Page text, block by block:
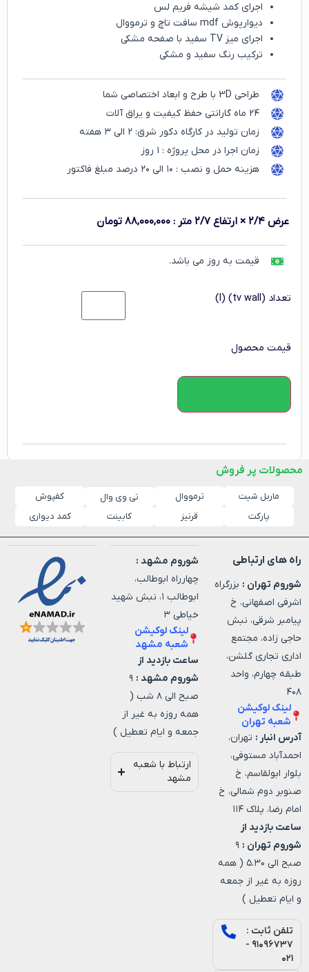
اجرای کمد شیشه فریم لس
دیوارپوش mdf سافت تاچ و ترمووال
اجرای میز TV سفید با صفحه مشکی
ترکیب رنگ سفید و مشکی
طراحی 3D با طرح و ابعاد اختصاصی شما
۲۴ ماه گارانتی حفظ کیفیت و یراق آلات
زمان تولید در کارگاه دکور شرق: ۲ الی ۳ هفته
زمان اجرا در محل پروژه : ۱ روز
هزینه حمل و نصب : ۱۰ الی ۲۰ درصد مبلغ فاکتور
عرض ۲/۴ × ارتفاع ۲/۷ متر : ۸۸,۰۰۰,۰۰۰ تومان
قیمت به روز می باشد.
تعداد (tv wall) (l)
قیمت محصول
محصولات پر فروش
ماربل شیت ترمووال تی وی وال
کفپوش
پارکت
قرنیز کابینت کمد دیواری
راه های ارتباطی
شوروم تهران : بزرگراه
اشرفی اصفهانی، خ
پیامبر شرقی، نبش
حاجی زاده، مجتمع
اداری تجاری گلشن،
طبقه چهارم، واحد
۴۰۸
لینک لوکیشن
شعبه تهران
آدرس انبار : تهران،
احمدآباد مستوفی،
بلوار ابولقاسم، خ
صنوبر دوم شمالی، خ
امام رضا، پلاک ۱۱۴
ساعت بازدید از
شوروم تهران : ۹
صبح الی ۵.۳۰ ( همه
روزه به غیر از جمعه
و ایام تعطیل )
تلفن ثابت :
۹۱۰۹۶۷۳۷ -
۰۲۱
شوروم مشهد :
چهارراه ابوطالب،
ابوطالب ۱، نبش شهید
خیاطی ۳
لینک لوکیشن
شعبه مشهد
ساعت بازدید از
شوروم مشهد : ۹
صبح الی ۸ شب (
همه روزه به غیر از
جمعه و ایام تعطیل )
ارتباط با شعبه
مشهد